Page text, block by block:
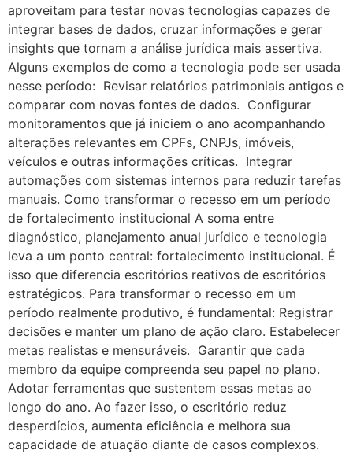
aproveitam para testar novas tecnologias capazes de
integrar bases de dados, cruzar informações e gerar
insights que tornam a análise jurídica mais assertiva.
Alguns exemplos de como a tecnologia pode ser usada
nesse período: Revisar relatórios patrimoniais antigos e
comparar com novas fontes de dados. Configurar
monitoramentos que já iniciem o ano acompanhando
alterações relevantes em CPFs, CNPJs, imóveis,
veículos e outras informações críticas. Integrar
automações com sistemas internos para reduzir tarefas
manuais. Como transformar o recesso em um período
de fortalecimento institucional A soma entre
diagnóstico, planejamento anual jurídico e tecnologia
leva a um ponto central: fortalecimento institucional. É
isso que diferencia escritórios reativos de escritórios
estratégicos. Para transformar o recesso em um
período realmente produtivo, é fundamental: Registrar
decisões e manter um plano de ação claro. Estabelecer
metas realistas e mensuráveis. Garantir que cada
membro da equipe compreenda seu papel no plano.
Adotar ferramentas que sustentem essas metas ao
longo do ano. Ao fazer isso, o escritório reduz
desperdícios, aumenta eficiência e melhora sua
capacidade de atuação diante de casos complexos.